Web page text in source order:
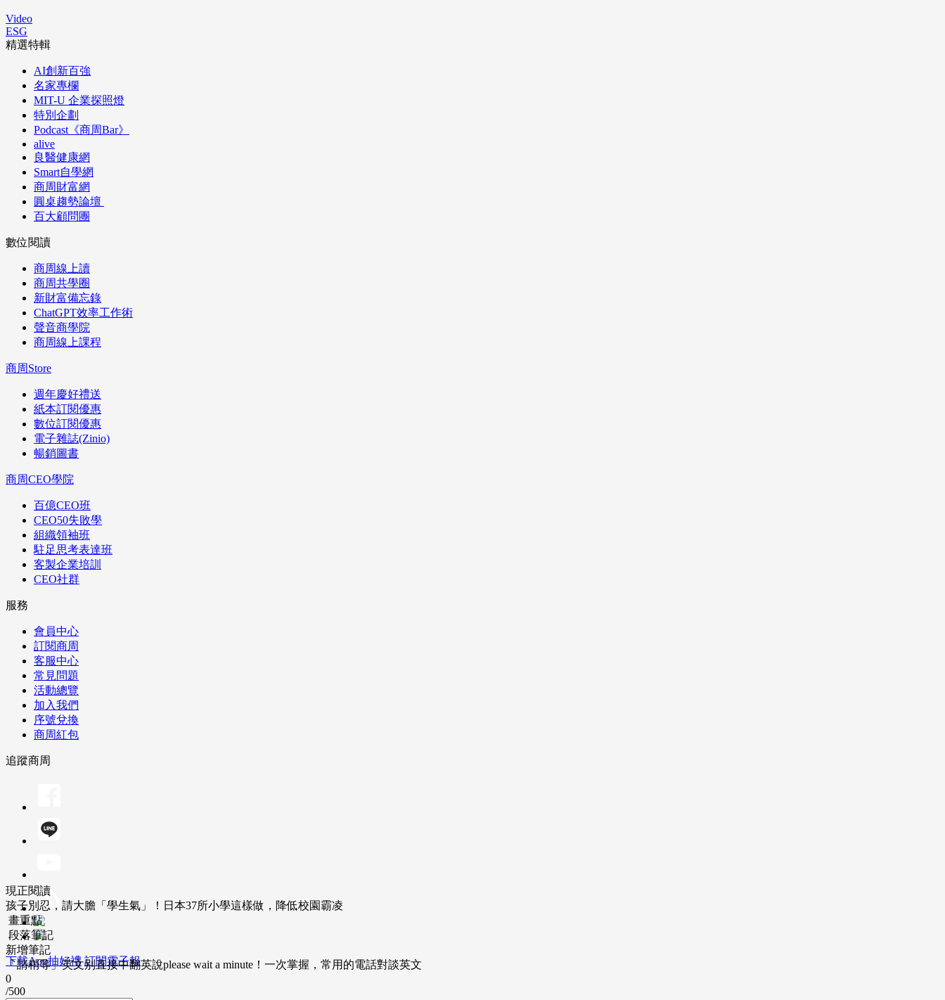
Video
ESG
精選特輯
AI創新百強
名家專欄
MIT-U 企業探照燈
特別企劃
Podcast《商周Bar》
alive
良醫健康網
Smart自學網
商周財富網
圓桌趨勢論壇
百大顧問團
數位閱讀
商周線上讀
商周共學圈
新財富備忘錄
ChatGPT效率工作術
聲音商學院
商周線上課程
商周Store
週年慶好禮送
紙本訂閱優惠
數位訂閱優惠
電子雜誌(Zinio)
暢銷圖書
商周CEO學院
百億CEO班
CEO50失敗學
組織領袖班
駐足思考表達班
客製企業培訓
CEO社群
服務
會員中心
訂閱商周
客服中心
常見問題
活動總覽
加入我們
序號兌換
商周紅包
追蹤商周
下載App抽好禮 訂閱電子報
現正閱讀
孩子別忍，請大膽「學生氣」！日本37所小學這樣做，降低校園霸凌
畫重點
段落筆記
新增筆記
「請稍等」英文別直接中翻英說please wait a minute！一次掌握，常用的電話對談英文
0
/500